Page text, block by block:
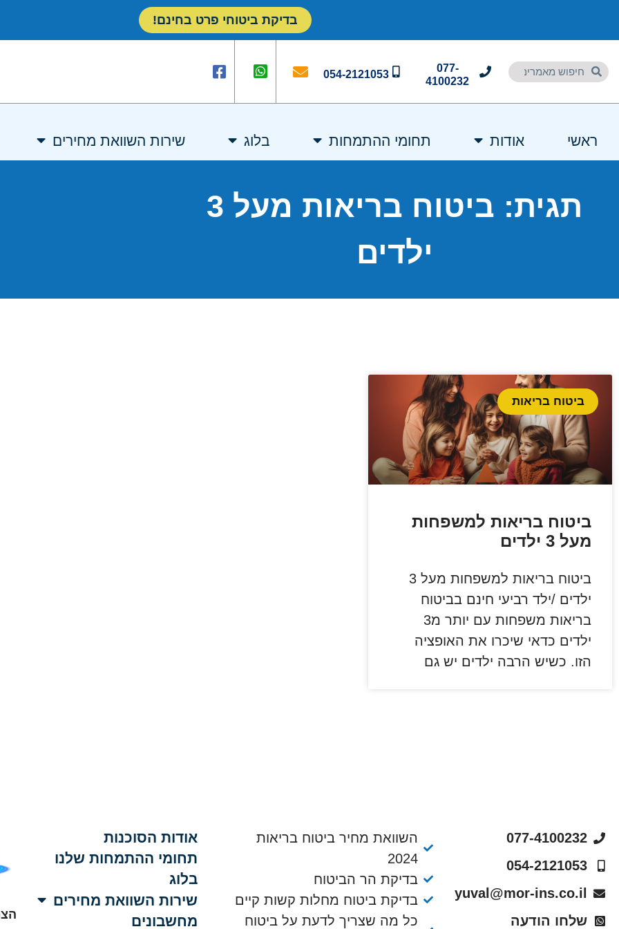
בדיקת ביטוחי פרט בחינם!
077-
4100232
054-2121053
ראשי אודות תחומי ההתמחות בלוג שירות השוואת מחירים
תגית: ביטוח בריאות מעל 3
ילדים
ביטוח בריאות
ביטוח בריאות למשפחות
מעל 3 ילדים
ביטוח בריאות למשפחות מעל 3
ילדים /ילד רביעי חינם בביטוח
בריאות משפחות עם יותר מ3
ילדים כדאי שיכרו את האופציה
הזו. כשיש הרבה ילדים יש גם
077-4100232
054-2121053
yuval@mor-ins.co.il
שלחו הודעה
השוואת מחיר ביטוח בריאות
2024
בדיקת הר הביטוח
בדיקת ביטוח מחלות קשות קיים
כל מה שצריך לדעת על ביטוח
אודות הסוכנות
תחומי ההתמחות שלנו
בלוג
שירות השוואת מחירים
מחשבונים